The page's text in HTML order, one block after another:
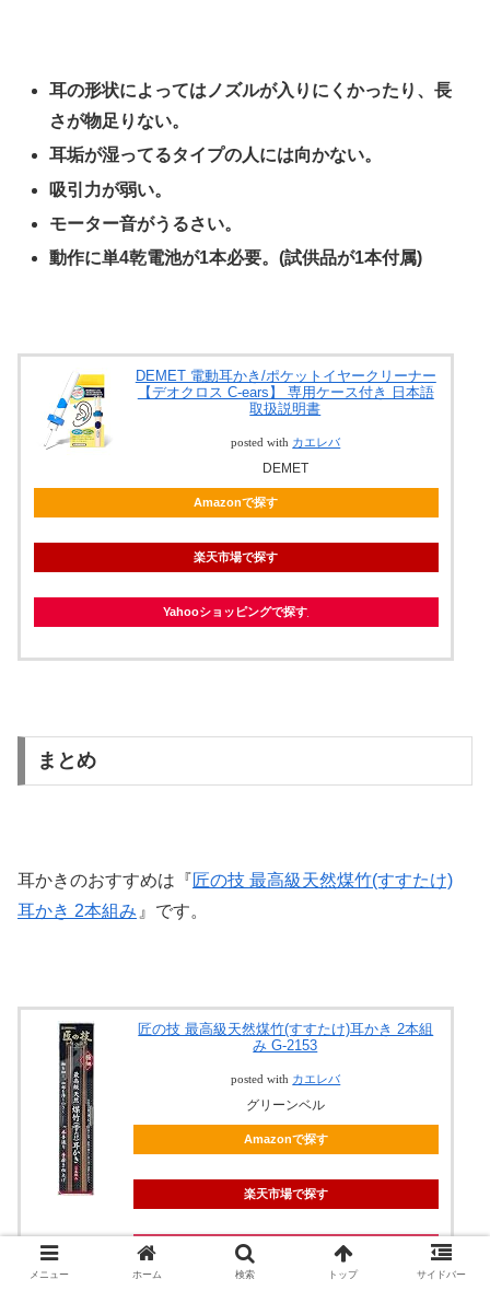
耳の形状によってはノズルが入りにくかったり、長
さが物足りない。
耳垢が湿ってるタイプの人には向かない。
吸引力が弱い。
モーター音がうるさい。
動作に単4乾電池が1本必要。(試供品が1本付属)
DEMET 電動耳かき/ポケットイヤークリーナー
【デオクロス C-ears】 専用ケース付き 日本語
取扱説明書
posted with カエレバ
DEMET
Amazonで探す
楽天市場で探す
Yahooショッピングで探す
まとめ
耳かきのおすすめは『匠の技 最高級天然煤竹(すすたけ)
耳かき 2本組み 』です。
匠の技 最高級天然煤竹(すすたけ)耳かき 2本組
み G-2153
posted with カエレバ
グリーンベル
Amazonで探す
楽天市場で探す
Yahooショッピングで探す
メニュー ホーム 検索 トップ サイドバー